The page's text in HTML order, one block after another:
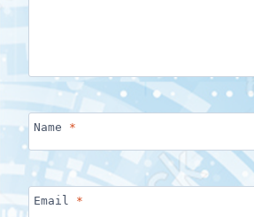
Name *
Email *